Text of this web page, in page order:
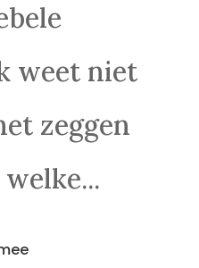
weet niet
zeggen